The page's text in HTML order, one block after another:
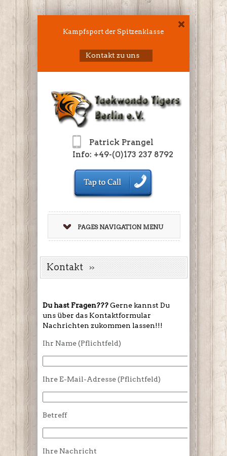
Kampfsport der Spitzenklasse
Kontakt zu uns
Patrick Prangel
Info: +49-(0)173 237 8792
PAGES NAVIGATION MENU
Kontakt
Du hast Fragen???Gerne kannst Du
uns über das Kontaktformular
Nachrichten zukommen lassen!!!
Ihr Name (Pflichtfeld)
Ihre E-Mail-Adresse (Pflichtfeld)
Betreff
Ihre Nachricht